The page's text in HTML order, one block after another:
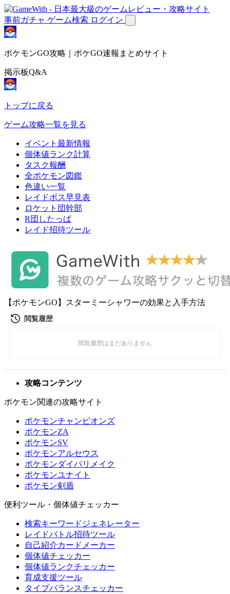
事前ガチャ ゲーム検索 ログイン
ポケモンGO攻略｜ポケGO速報まとめサイト
掲示板Q&A
トップに戻る
ゲーム攻略一覧を見る
イベント最新情報
個体値ランク計算
タスク報酬
全ポケモン図鑑
色違い一覧
レイドボス早見表
ロケット団幹部
R団したっぱ
レイド招待ツール
【ポケモンGO】スターミーシャワーの効果と入手方法
攻略コンテンツ
ポケモン関連の攻略サイト
ポケモンチャンピオンズ
ポケモンZA
ポケモンSV
ポケモンアルセウス
ポケモンダイパリメイク
ポケモンユナイト
ポケモン剣盾
便利ツール・個体値チェッカー
検索キーワードジェネレーター
レイドバトル招待ツール
自己紹介カードメーカー
個体値チェッカー
個体値ランクチェッカー
育成支援ツール
タイプバランスチェッカー